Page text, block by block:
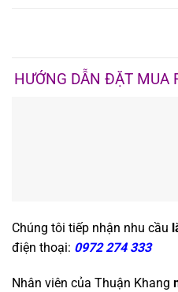
HƯỚNG DẪN ĐẶT MUA
Chúng tôi tiếp nhận nhu cầu
điện thoại: 0972 274 333
Nhân viên của Thuận Khang